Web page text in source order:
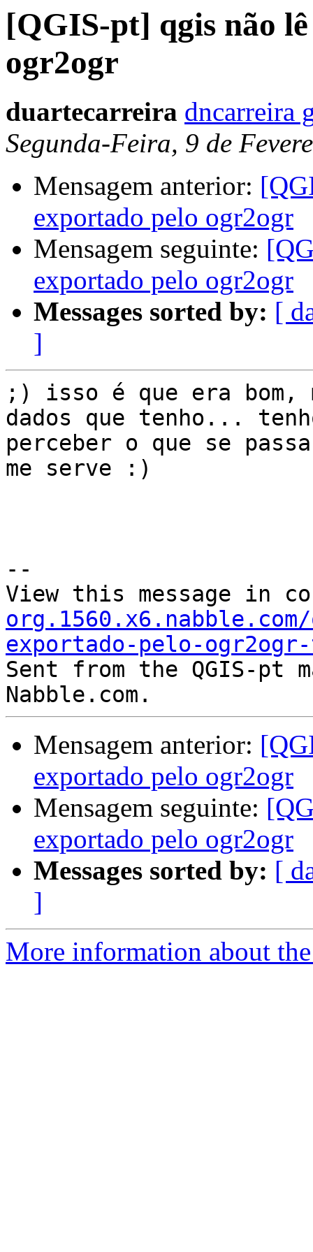
[QGIS-pt] qgis não
ogr2ogr
duartecarreira dncarreira
Segunda-Feira, 9 de
Mensagem anterior:
exportado pelo ogr2ogr
Mensagem seguinte:
exportado pelo ogr2ogr
Messages sorted by: [
]
;) isso é que era bom,
dados que tenho...
perceber o que se
me serve :)
--
View this message in
exportado-pelo-ogr2ogr-
Sent from the QGIS-
Mensagem anterior:
exportado pelo ogr2ogr
Mensagem seguinte:
exportado pelo ogr2ogr
Messages sorted by: [
]
More information about